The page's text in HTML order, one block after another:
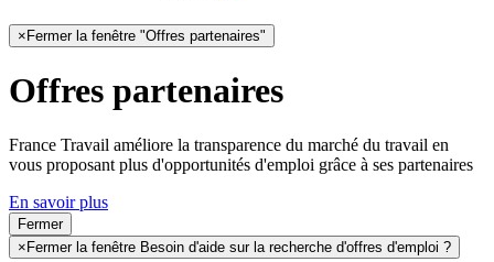
× Fermer la fenêtre "Offres partenaires"
Offres partenaires
France Travail améliore la transparence du marché du travail en
vous proposant plus d'opportunités d'emploi grâce à ses partenaires
En savoir plus
Fermer
×Fermer la fenêtre Besoin d'aide sur la recherche d'offres d'emploi ?